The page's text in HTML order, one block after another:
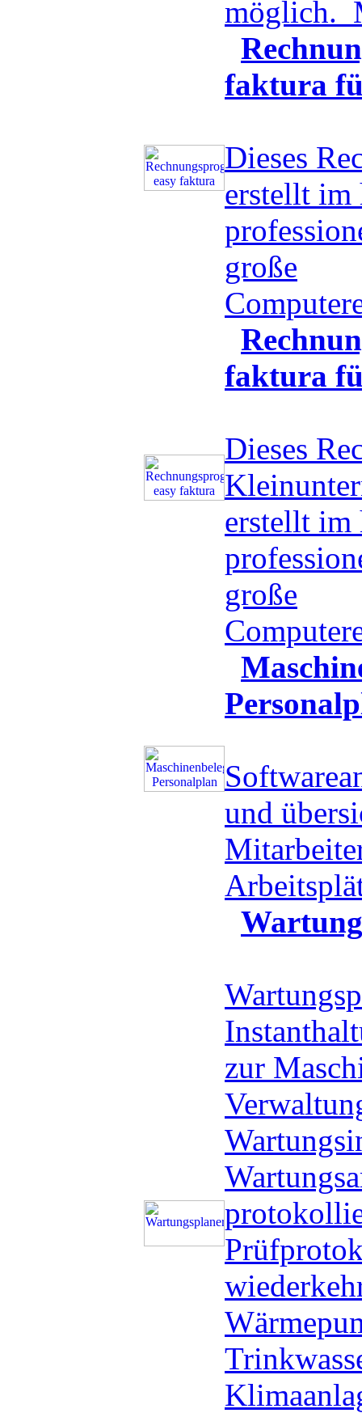
möglich.
faktura
Dieses
erstellt im
große
faktura
Dieses
erstellt im
große
und
zur